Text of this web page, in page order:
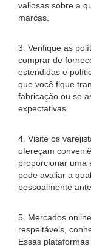
valiosas sobre a
marcas.
3. Verifique as
comprar de
estendidas e
que você fique
fabricação ou se
expectativas.
4. Visite os
ofereçam
proporcionar uma
pode avaliar a
pessoalmente
5. Mercados
respeitáveis,
Essas